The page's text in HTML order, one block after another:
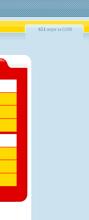
651 игри за GSM